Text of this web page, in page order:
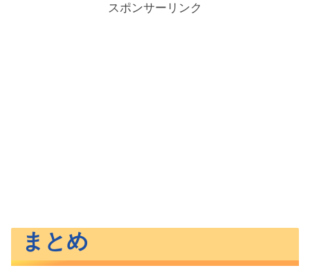
スポンサーリンク
まとめ